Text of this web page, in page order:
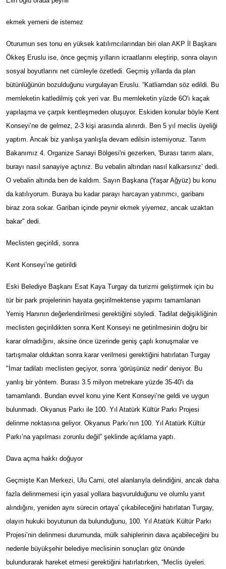
ekmek yemeni de istemez
Oturumun ses tonu en yüksek katılımcılarından biri olan AKP İl Başkanı
Ökkeş Eruslu ise, önce geçmiş yılların icraatlarını eleştirip, sonra olayın
sosyal boyutlarını net cümleyle özetledi. Geçmiş yıllarda da plan
bütünlüğünün bozulduğunu vurgulayan Eruslu. “Katliamdan söz edildi. Bu
memleketin katledilmiş çok yeri var. Bu memleketin yüzde 6O'ı kaçak
yapılaşma ve çarpık kentleşmeden oluşuyor. Eskiden konular böyle Kent
Konseyi’ne de gelmez, 2-3 kişi arasında alınırdı. Ben 5 yıl meclis üyeliği
yaptım. Ancak biz yanlışa yanlışla devam edilsin istemiyoruz. Tarım
Bakanımız 4. Organize Sanayi Bölgesi'ni gezerken, 'Burası tarım alanı,
burayı nasıl sanayiye açtınız. Bu vebalin altından nasıl kalkarsınız’ dedi.
O vebalin altında ben de kaldım. Sayın Başkana (Yaşar Ağyüz) bu konu
da katılıyorum. Buraya bu kadar parayı harcayan yatırımcı, garibanı
biraz zora sokar. Gariban içinde peynir ekmek yiyemez, ancak uzaktan
bakar" dedi.
Meclisten geçirildi, sonra
Kent Konseyi’ne getirildi
Eski Belediye Başkanı Esat Kaya Turgay da turizmi geliştirmek için bu
tür bir park projelerinin hayata geçirilmektense yapımı tamamlanan
Yemiş Hanının değerlendirilmesi gerektiğini söyledi. Tadilat değişikliğinin
meclisten geçirildikten sonra Kent Konseyi ne getirilmesinin doğru bir
karar olmadığını, aksine önce üzerinde geniş çaplı konuşmalar ve
tartışmalar olduktan sonra karar verilmesi gerektiğini hatırlatan Turgay
"İmar tadilatı meclisten geçiyor, sonra ‘görüşünüz nedir' deniyor. Bu
yanlış bir yöntem. Burası 3.5 milyon metrekare yüzde 35-40'ı da
tamamlandı. Bundan evvel konu yine Kent Konseyi’ne geldi ve uygun
bulunmadı. Okyanus Parkı ile 100. Yıl Atatürk Kültür Parkı Projesi
delinme noktasına geliyor. Okyanus Parkı’nın 100. Yıl Atatürk Kültür
Parkı’na yapılması zorunlu değil” şeklinde açıklama yaptı.
Dava açma hakkı doğuyor
Geçmişte Kan Merkezi, Ulu Cami, otel alanlarıyla delindiğini, ancak daha
fazla delinmemesi için yasal yollara başvurulduğunu ve olumlu yanıt
alındığını, yeniden aynı sürecin ortaya' çıkabileceğini hatırlatan Turgay,
olayın hukuki boyutunun da bulunduğunu, 100. Yıl Atatürk Kültür Parkı
Projesi’nin delinmesi durumunda, mülk sahiplerinin dava açabileceğini bu
nedenle büyükşehir belediye meclisinin sonuçları göz önünde
bulundurarak hareket etmesi gerektiğini hatırlatırken, “Meclis üyeleri.